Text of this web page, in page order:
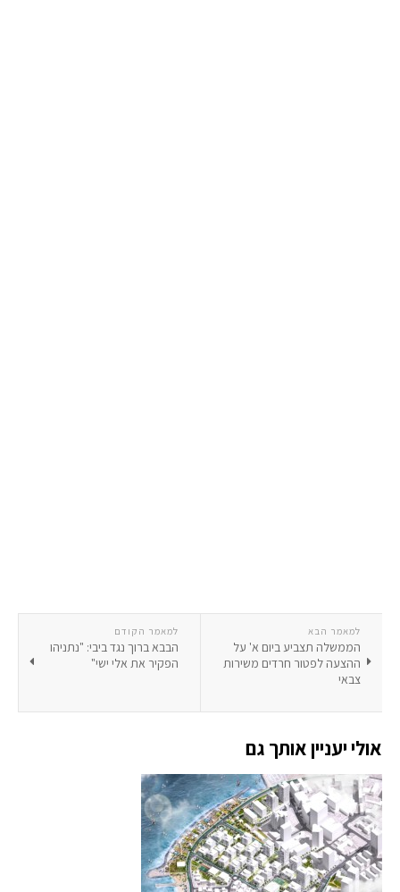
למאמר הקודם
הבבא ברוך נגד ביבי: "נתניהו
הפקיר את אלי ישי"
למאמר הבא
הממשלה תצביע ביום א' על
ההצעה לפטור חרדים משירות
צבאי
אולי יעניין אותך גם